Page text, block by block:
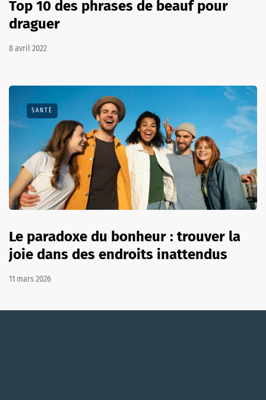
Top 10 des phrases de beauf pour
draguer
8 avril 2022
SANTÉ
Le paradoxe du bonheur : trouver la
joie dans des endroits inattendus
11 mars 2026